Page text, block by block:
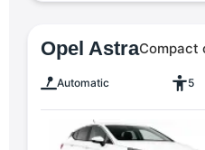
Opel AstraCompact
Automatic 5